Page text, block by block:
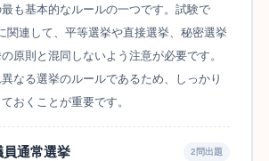
も基本的なルールの一つです。試験で
関連して、平等選挙や直接選挙、秘密選挙
原則と混同しないよう注意が必要です。
なる選挙のルールであるため、しっかり
おくことが重要です。
通常選挙 2問出題